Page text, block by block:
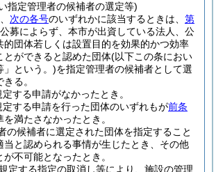
指定管理者の候補者の選定等)
次の各号のいずれかに該当するときは、 第
募によらず、本市が出資している法人、公
的団体若しくは設置目的を効果的かつ効率
とができると認めた団体(以下この条におい
」という。)を指定管理者の候補者として選
る。
定する申請がなかったとき。
定する申請を行った団体のいずれもが前条
満たさなかったとき。
の候補者に選定された団体を指定すること
当と認められる事情が生じたとき、その他
不可能となったとき。
定する指定の取消し等により、施設の管理